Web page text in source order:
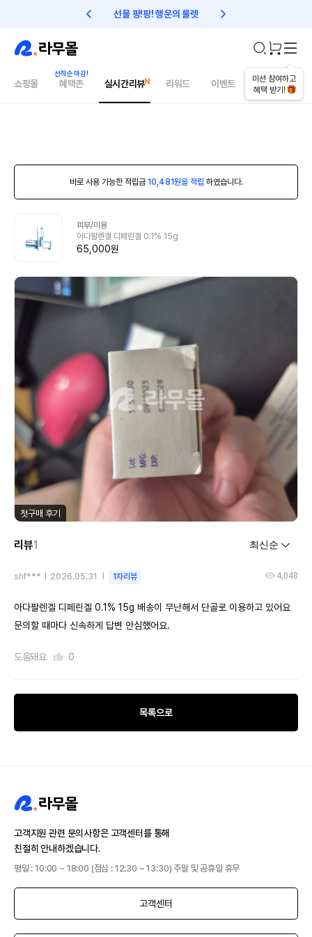
선물 팡!팡! 행운의 룰렛 친구초대 1만원 리워드!
미션 참여하고
혜택 받기!
쇼핑몰 혜택존 실시간리뷰 리워드 이벤트 건강매거진
바로 사용 가능한 적립금 10,481원을 적립 하였습니다.
피부/미용
아다팔렌겔 디페린겔 0.1% 15g
65,000원
첫구매 후기
리뷰1
shf*** 2026.05.31 1차리뷰 4,048
아다팔렌겔 디페린겔 0.1% 15g 배송이 무난해서 단골로 이용하고 있어요
문의할 때마다 신속하게 답변 안심했어요.
도움돼요 0
목록으로
고객지원 관련 문의사항은 고객센터를 통해
친절히 안내하겠습니다.
평일 : 10:00 ~ 18:00 (점심 : 12:30 ~ 13:30) 주말 및 공휴일 휴무
고객센터